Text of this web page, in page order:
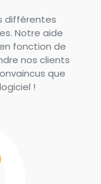
différentes
Notre aide
fonction de
nos clients
que
!